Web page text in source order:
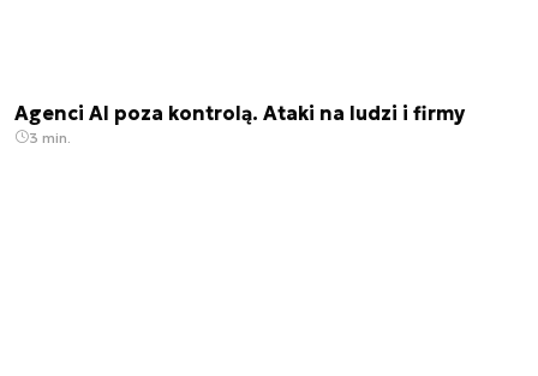
Agenci AI poza kontrolą. Ataki na ludzi i firmy
3 min.